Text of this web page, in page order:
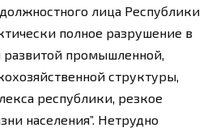
лица Республики
полное разрушение в
развитой промышленной,
структуры,
республики, резкое
населения”. Нетрудно